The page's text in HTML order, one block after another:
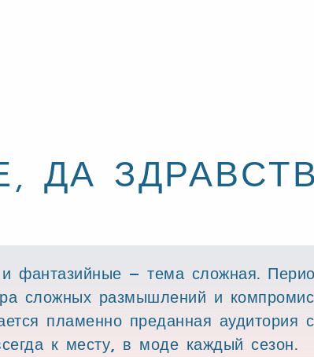
ДА
фантазийные – тема сложная.
сложных размышлений и
пламенно преданная аудитория
к месту, в моде каждый сезон.